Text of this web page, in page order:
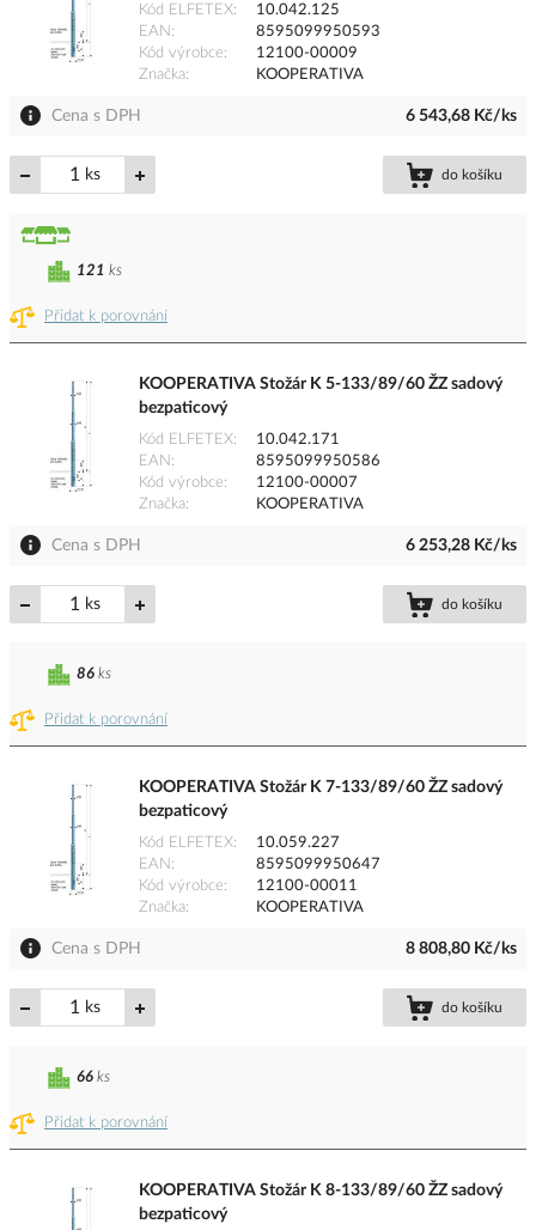
Kód ELFETEX
10.042.125
EAN
8595099950593
Kód výrobce
12100-00009
Značka
KOOPERATIVA
Cena s DPH 6 543,68 Kč/ks
ks do košíku
Přidat k porovnání
121 ks
KOOPERATIVA Stožár K 5-133/89/60 ŽZ sadový
bezpaticový
Kód ELFETEX
10.042.171
EAN
8595099950586
Kód výrobce
12100-00007
Značka
KOOPERATIVA
Cena s DPH 6 253,28 Kč/ks
ks do košíku
Přidat k porovnání
86 ks
KOOPERATIVA Stožár K 7-133/89/60 ŽZ sadový
bezpaticový
Kód ELFETEX
10.059.227
EAN
8595099950647
Kód výrobce
12100-00011
Značka
KOOPERATIVA
Cena s DPH 8 808,80 Kč/ks
ks do košíku
Přidat k porovnání
66 ks
KOOPERATIVA Stožár K 8-133/89/60 ŽZ sadový
bezpaticový